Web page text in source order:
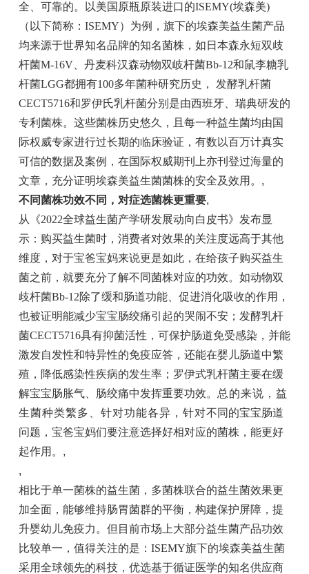
全、可靠的。以美国原瓶原装进口的ISEMY(埃森美)
（以下简称：ISEMY）为例，旗下的埃森美益生菌产品
均来源于世界知名品牌的知名菌株，如日本森永短双歧
杆菌M-16V、丹麦科汉森动物双岐杆菌Bb-12和鼠李糖乳
杆菌LGG都拥有100多年菌种研究历史， 发酵乳杆菌
CECT5716和罗伊氏乳杆菌分别是由西班牙、瑞典研发的
专利菌株。这些菌株历史悠久，且每一种益生菌均由国
际权威专家进行过长期的临床验证，有数以百万计真实
可信的数据及案例，在国际权威期刊上亦刊登过海量的
文章，充分证明埃森美益生菌菌株的安全及效用。 ,
不同菌株功效不同，对症选菌株更重要,
从《2022全球益生菌产学研发展动向白皮书》发布显
示：购买益生菌时，消费者对效果的关注度远高于其他
维度，对于宝爸宝妈来说更是如此，在给孩子购买益生
菌之前，就要充分了解不同菌株对应的功效。如动物双
歧杆菌Bb-12除了缓和肠道功能、促进消化吸收的作用，
也被证明能减少宝宝肠绞痛引起的哭闹不安；发酵乳杆
菌CECT5716具有抑菌活性，可保护肠道免受感染，并能
激发自发性和特异性的免疫应答，还能在婴儿肠道中繁
殖，降低感染性疾病的发生率；罗伊式乳杆菌主要在缓
解宝宝肠胀气、肠绞痛中发挥重要功效。 总的来说，益
生菌种类繁多、针对功能各异，针对不同的宝宝肠道
问题，宝爸宝妈们要注意选择好相对应的菌株，能更好
起作用。 ,
,
相比于单一菌株的益生菌，多菌株联合的益生菌效果更
加全面，能够维持肠胃菌群的平衡，构建保护屏障，提
升婴幼儿免疫力。但目前市场上大部分益生菌产品功效
比较单一，值得关注的是：ISEMY旗下的埃森美益生菌
采用全球领先的科技，优选基于循证医学的知名供应商